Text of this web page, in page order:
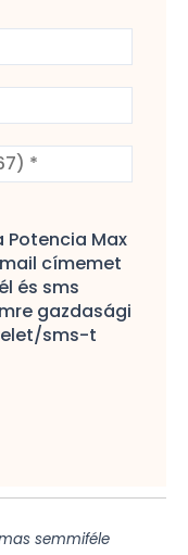
Potencia Max
címemet
és sms
gazdasági
sms-t
semmiféle